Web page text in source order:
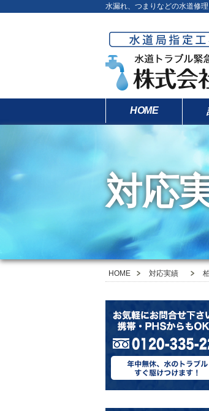
水漏れ、つまりなどの水道修
HOME
対応
HOME 対応実績